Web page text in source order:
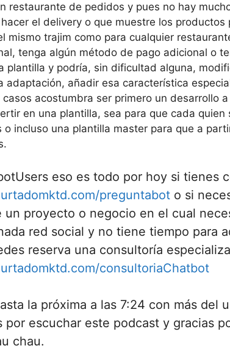
restaurante de pedidos y pues no hay
el delivery o que muestre los productos
mismo trajim como para cualquier
tenga algún método de pago adicional o
plantilla y podría, sin dificultad alguna,
adaptación, añadir esa característica
acostumbra ser primero un desarrollo
en una plantilla, sea para que cada
o incluso una plantilla master para que a
eso es todo por hoy si tienes
preguntabot o si
un proyecto o negocio en el cual
red social y no tiene tiempo para
reserva una consultoría
consultoriaChatbot
la próxima a las 7:24 con más del
por escuchar este podcast y gracias
chau.